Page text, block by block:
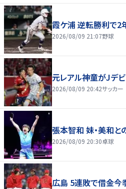
霞ケ浦 逆転勝利で2
2026/08/09 21:07野球
元レアル神童がJデ
2026/08/09 20:42サッカー
張本智和 妹・美和
2026/08/09 20:30卓球
広島 5連敗で借金今